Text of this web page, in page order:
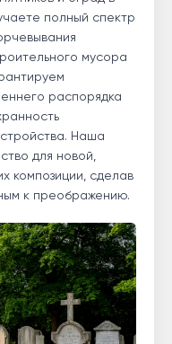
полный спектр
мусора
распорядка
Наша
для новой,
композиции, сделав
к преображению.